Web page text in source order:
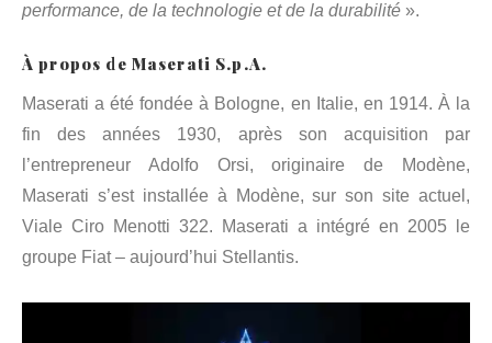
performance, de la technologie et de la durabilité ».
À propos de Maserati S.p.A.
Maserati a été fondée à Bologne, en Italie, en 1914. À la
fin des années 1930, après son acquisition par
l’entrepreneur Adolfo Orsi, originaire de Modène,
Maserati s’est installée à Modène, sur son site actuel,
Viale Ciro Menotti 322. Maserati a intégré en 2005 le
groupe Fiat – aujourd’hui Stellantis.